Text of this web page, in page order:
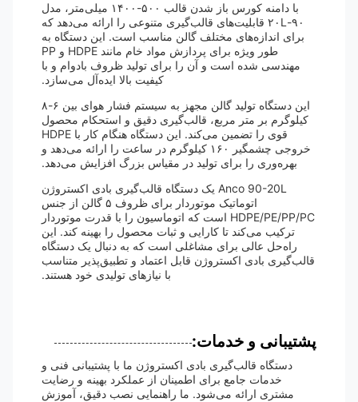
با دامنه کورس باز شدن قالب ۵۰۰-۱۴۰۰ میلی‌متر، مدل
۹۰-۲۰L قابلیت‌های قالب‌گیری متنوعی را ارائه می‌دهد که
برای اندازه‌های مختلف گالن مناسب است. این دستگاه به
طور ویژه برای پردازش مواد خام مانند HDPE و PP
مهندسی شده است و آن را برای تولید ظروف بادوام و با
کیفیت بالا ایده‌آل می‌سازد.
این دستگاه تولید گالن مجهز به سیستم فشار هوای بین ۶-۸
کیلوگرم بر متر مربع، قالب‌گیری دقیق و استحکام محصول
قوی را تضمین می‌کند. این دستگاه هنگام کار با HDPE
خروجی چشمگیر ۱۶۰ کیلوگرم در ساعت را ارائه می‌دهد و
بهره‌وری را برای تولید در مقیاس بزرگ افزایش می‌دهد.
Anco 90-20L یک دستگاه قالب‌گیری بادی اکستروژن
اتوماتیک موتوردار برای ظروف ۵ گالن از جنس
HDPE/PE/PP/PC است که اتوماسیون را با قدرت موتوردار
ترکیب می‌کند تا کارایی و ثبات محصول را بهینه کند. این
راه‌حل عالی برای مشاغلی است که به دنبال یک دستگاه
قالب‌گیری بادی اکستروژن قابل اعتماد و تطبیق‌پذیر متناسب
با نیازهای تولیدی خود هستند.
پشتیبانی و خدمات:
دستگاه قالب‌گیری بادی اکستروژن ما با پشتیبانی فنی و
خدمات جامع برای اطمینان از عملکرد بهینه و رضایت
مشتری ارائه می‌شود. ما راهنمایی نصب دقیق، آموزش